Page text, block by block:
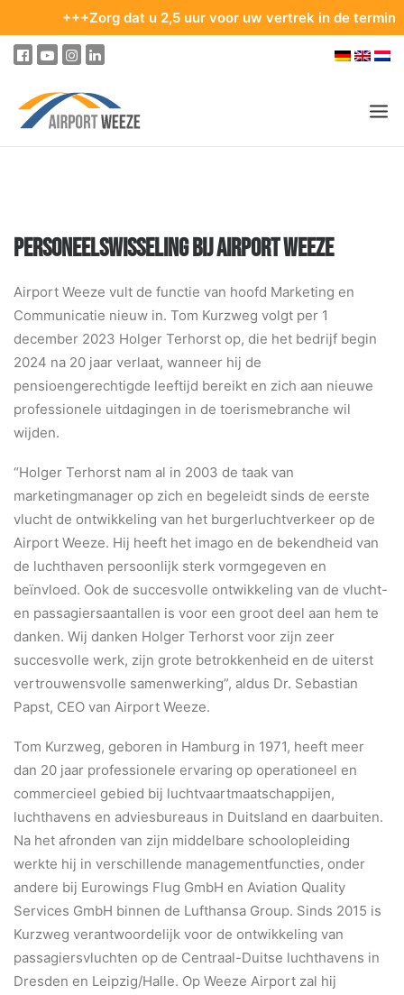
+++Zorg dat u 2,5 uur voor uw vertrek in de terminal
VLIEGEN
VAN EN NAAR DE LUCHTHAVEN
PARKEREN
OP DE LUCHTHAVEN
ONZE BESTEMMINGEN
BLOG
PERSONEELSWISSELING BIJ AIRPORT WEEZE
Airport Weeze vult de functie van hoofd Marketing en
Communicatie nieuw in. Tom Kurzweg volgt per 1
december 2023 Holger Terhorst op, die het bedrijf begin
2024 na 20 jaar verlaat, wanneer hij de
pensioengerechtigde leeftijd bereikt en zich aan nieuwe
professionele uitdagingen in de toerismebranche wil
wijden.
“Holger Terhorst nam al in 2003 de taak van
marketingmanager op zich en begeleidt sinds de eerste
vlucht de ontwikkeling van het burgerluchtverkeer op de
Airport Weeze. Hij heeft het imago en de bekendheid van
de luchthaven persoonlijk sterk vormgegeven en
beïnvloed. Ook de succesvolle ontwikkeling van de vlucht-
en passagiersaantallen is voor een groot deel aan hem te
danken. Wij danken Holger Terhorst voor zijn zeer
succesvolle werk, zijn grote betrokkenheid en de uiterst
vertrouwensvolle samenwerking”, aldus Dr. Sebastian
Papst, CEO van Airport Weeze.
Tom Kurzweg, geboren in Hamburg in 1971, heeft meer
dan 20 jaar professionele ervaring op operationeel en
commercieel gebied bij luchtvaartmaatschappijen,
luchthavens en adviesbureaus in Duitsland en daarbuiten.
Na het afronden van zijn middelbare schoolopleiding
werkte hij in verschillende managementfuncties, onder
andere bij Eurowings Flug GmbH en Aviation Quality
Services GmbH binnen de Lufthansa Group. Sinds 2015 is
Kurzweg verantwoordelijk voor de ontwikkeling van
passagiersvluchten op de Centraal-Duitse luchthavens in
Dresden en Leipzig/Halle. Op Weeze Airport zal hij